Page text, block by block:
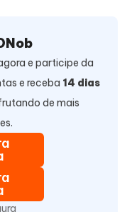
e participe da
e receba 14 dias
de mais